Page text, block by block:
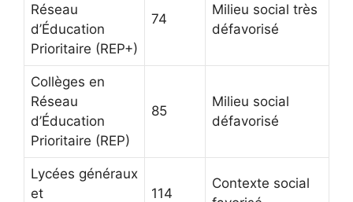
Réseau
d’Éducation
Prioritaire (REP+)
74
Milieu social très
défavorisé
Collèges en
Réseau
d’Éducation
Prioritaire (REP)
85
Milieu social
défavorisé
Lycées généraux
et
114
Contexte social